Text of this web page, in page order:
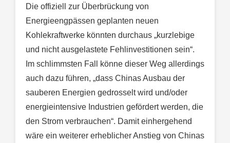
Die offiziell zur Überbrückung von
Energieengpässen geplanten neuen
Kohlekraftwerke könnten durchaus „kurzlebige
und nicht ausgelastete Fehlinvestitionen sein“.
Im schlimmsten Fall könne dieser Weg allerdings
auch dazu führen, „dass Chinas Ausbau der
sauberen Energien gedrosselt wird und/oder
energieintensive Industrien gefördert werden, die
den Strom verbrauchen“. Damit einhergehend
wäre ein weiterer erheblicher Anstieg von Chinas